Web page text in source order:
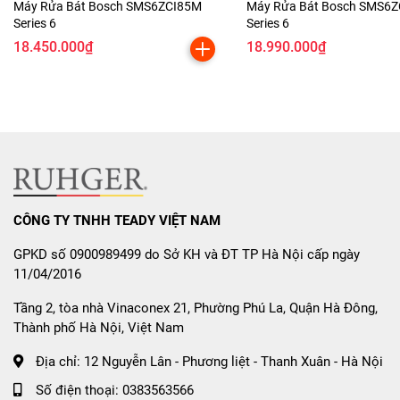
Chức Năng Sấy Phụ – Khô Sạch
Khay Rửa Điều Chỉnh Linh Hoạt
Dễ dàng thay đổi chiều cao khay rửa.
Tối ưu không gian cho nhiều loại chén, bát, nồi,
xoong.
Hẹn Giờ & Khóa An Toàn
Máy Rửa Bát Bosch SMS6ZCI85M
Series 6
18.450.000₫
Máy Rửa Bát Bosch
Series 6
18.990.000₫
CÔNG TY TNHH TEADY VIỆT NAM
GPKD số 0900989499 do Sở KH và ĐT TP Hà Nội cấp ngày
11/04/2016
Tầng 2, tòa nhà Vinaconex 21, Phường Phú La, Quận Hà Đông,
Thành phố Hà Nội, Việt Nam
Địa chỉ: 12 Nguyễn Lân - Phương liệt - Thanh Xuân - Hà Nội
Số điện thoại: 0383563566